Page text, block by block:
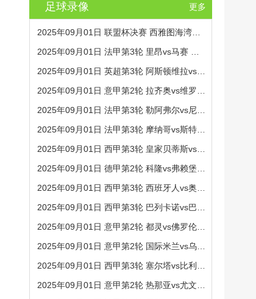
足球录像 更多